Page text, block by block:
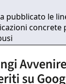
pubblicato le
concrete